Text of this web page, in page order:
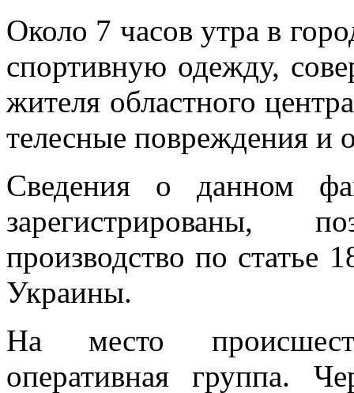
Около 7 часов утра в
спортивную одежду,
жителя областного
телесные повреждения и
Сведения о данном
зарегистрированы,
производство по статье
Украины.
На место
оперативная группа.